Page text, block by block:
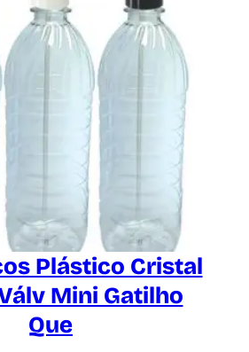
Plástico Cristal
Mini Gatilho
Que